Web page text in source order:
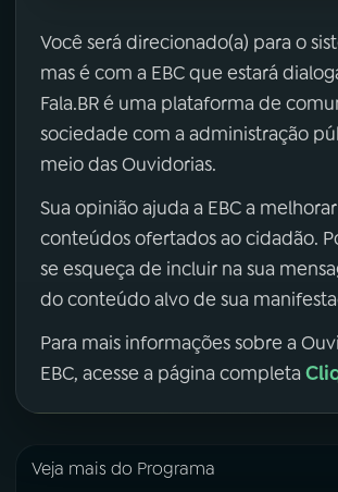
Você será direcionado(a) para o
mas é com a EBC que estará
Fala.BR é uma plataforma de
sociedade com a administração
meio das Ouvidorias.
Sua opinião ajuda a EBC a
conteúdos ofertados ao cidadão.
se esqueça de incluir na sua
do conteúdo alvo de sua
Para mais informações sobre a
EBC, acesse a página completa
Veja mais do Programa